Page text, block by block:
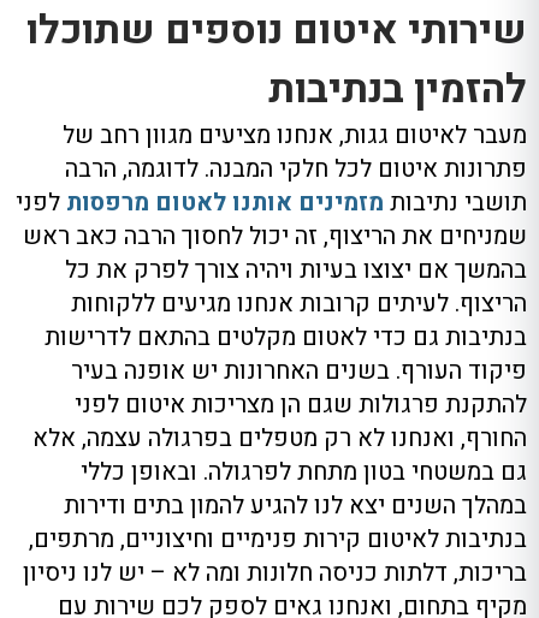
שירותי איטום נוספים שתוכלו
להזמין בנתיבות
מעבר לאיטום גגות, אנחנו מציעים מגוון רחב של
פתרונות איטום לכל חלקי המבנה. לדוגמה, הרבה
תושבי נתיבות מזמינים אותנו לאטום מרפסות לפני
שמניחים את הריצוף, זה יכול לחסוך הרבה כאב ראש
בהמשך אם יצוצו בעיות ויהיה צורך לפרק את כל
הריצוף. לעיתים קרובות אנחנו מגיעים ללקוחות
בנתיבות גם כדי לאטום מקלטים בהתאם לדרישות
פיקוד העורף. בשנים האחרונות יש אופנה בעיר
להתקנת פרגולות שגם הן מצריכות איטום לפני
החורף, ואנחנו לא רק מטפלים בפרגולה עצמה, אלא
גם במשטחי בטון מתחת לפרגולה. ובאופן כללי
במהלך השנים יצא לנו להגיע להמון בתים ודירות
בנתיבות לאיטום קירות פנימיים וחיצוניים, מרתפים,
בריכות, דלתות כניסה חלונות ומה לא – יש לנו ניסיון
מקיף בתחום, ואנחנו גאים לספק לכם שירות עם